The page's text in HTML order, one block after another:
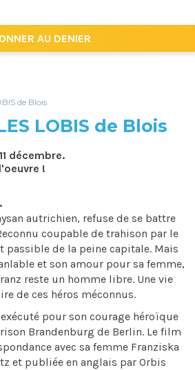
AU DENIER
de Blois
LOBIS de Blois
décembre.
!
autrichien, refuse de se battre
coupable de trahison par le
de la peine capitale. Mais
et son amour pour sa femme,
reste un homme libre. Une vie
de ces héros méconnus.
pour son courage héroïque
Brandenburg de Berlin. Le film
avec sa femme Franziska
et publiée en anglais par Orbis